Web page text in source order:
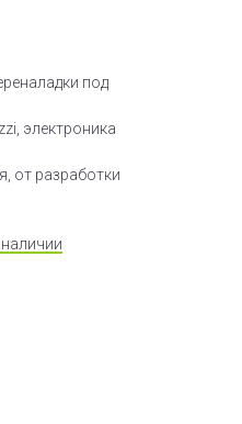
под
электроника
от разработки